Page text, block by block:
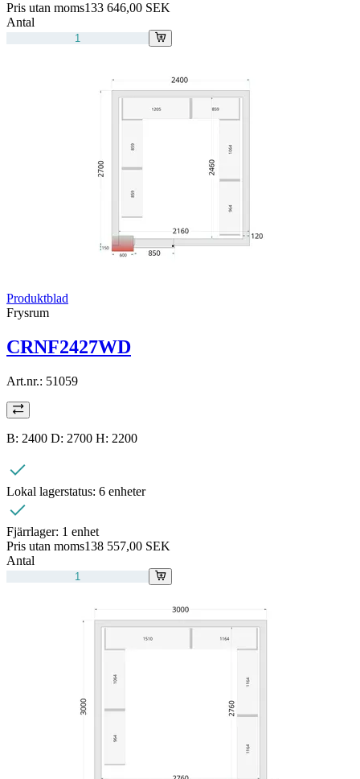
Pris utan moms133 646,00 SEK
Antal
Produktblad
Frysrum
CRNF2427WD
Art.nr.: 51059
B: 2400 D: 2700 H: 2200
Lokal lagerstatus: 6 enheter
Fjärrlager: 1 enhet
Pris utan moms138 557,00 SEK
Antal